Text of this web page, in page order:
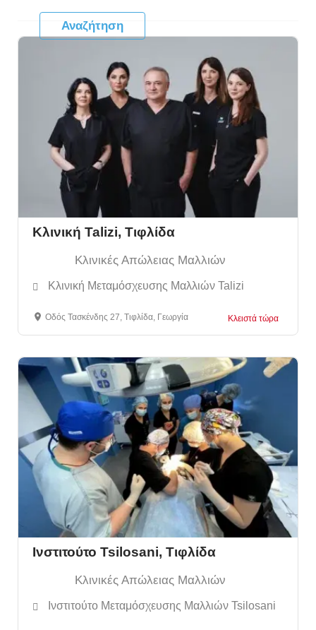
Κλινική Talizi, Τιφλίδα
Κλινικές Απώλειας Μαλλιών
Κλινική Μεταμόσχευσης Μαλλιών Talizi
Οδός Τασκένδης 27, Τιφλίδα, Γεωργία Κλειστά τώρα
Ινστιτούτο Tsilosani, Τιφλίδα
Κλινικές Απώλειας Μαλλιών
Ινστιτούτο Μεταμόσχευσης Μαλλιών Tsilosani